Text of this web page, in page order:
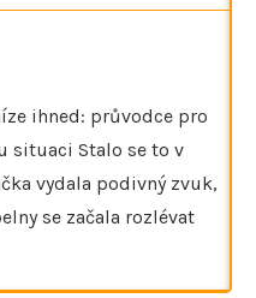
ihned: průvodce pro
situaci Stalo se to v
vydala podivný zvuk,
se začala rozlévat